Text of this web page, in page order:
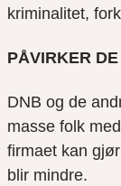
kriminalitet,
PÅVIRKER
DNB og de
masse folk
firmaet kan
blir mindre.